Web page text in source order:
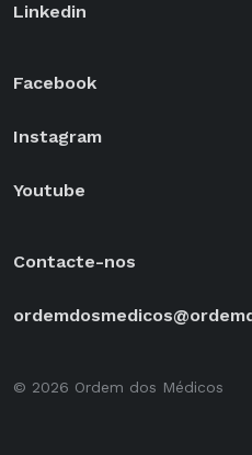
Linkedin
Facebook
Instagram
Youtube
Contacte-nos
© 2026 Ordem dos Médicos